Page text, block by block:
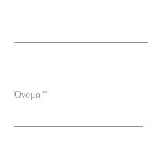
σ
ι
ς
Όνομα *